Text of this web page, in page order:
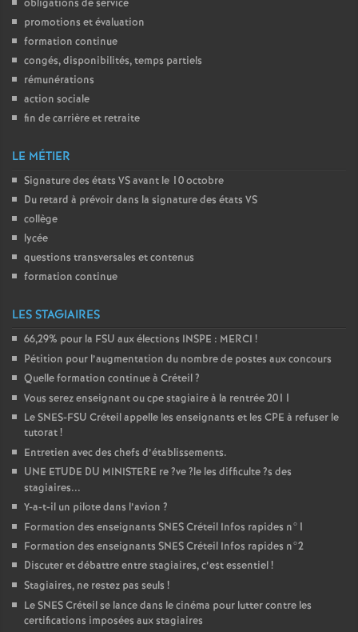
obligations de service
promotions et évaluation
formation continue
congés, disponibilités, temps partiels
rémunérations
action sociale
fin de carrière et retraite
LE MÉTIER
Signature des états VSavant le 10 octobre
Du retard à prévoir dans la signature des états VS
collège
lycée
questions transversales et contenus
formation continue
LES STAGIAIRES
66,29% pour la FSU aux élections INSPE : MERCI !
Pétition pour l’augmentation du nombre de postes aux concours
Quelle formation continue à Créteil?
Vous serez enseignant ou cpe stagiaire à la rentrée 2011
LeSNES-FSU Créteil appelle les enseignants et les CPE à refuser le
tutorat!
Entretien avec des chefs d’établissements.
UNE ETUDE DU MINISTERE re?ve?le les difficulte?s des
stagiaires...
Y-a-t-il un pilote dans l’avion ?
Formation des enseignants SNESCréteil Infos rapides n°1
Formation des enseignants SNESCréteil Infos rapides n°2
Discuter et débattre entre stagiaires, c’est essentiel!
Stagiaires, ne restez pas seuls !
LeSNESCréteil se lance dans le cinéma pour lutter contre les
certifications imposées aux stagiaires